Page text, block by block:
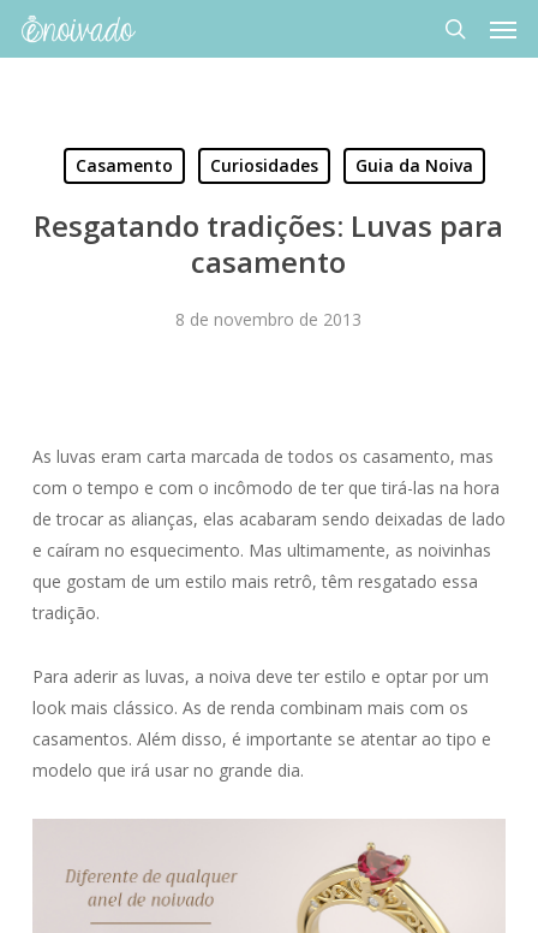
Skip
search
Casamento Curiosidades Guia da Noiva
Resgatando tradições: Luvas para
casamento
8 de novembro de 2013
As luvas eram carta marcada de todos os casamento, mas
com o tempo e com o incômodo de ter que tirá-las na hora
de trocar as alianças, elas acabaram sendo deixadas de lado
e caíram no esquecimento. Mas ultimamente, as noivinhas
que gostam de um estilo mais retrô, têm resgatado essa
tradição.
Para aderir as luvas, a noiva deve ter estilo e optar por um
look mais clássico. As de renda combinam mais com os
casamentos. Além disso, é importante se atentar ao tipo e
modelo que irá usar no grande dia.